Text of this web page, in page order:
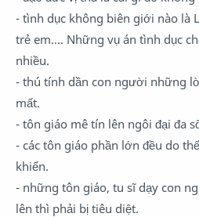
- tình dục không biên giới nào là
trẻ em.... Những vụ án tình dục
nhiều.
- thú tính dần con người những
mất.
- tôn giáo mê tín lên ngôi đại đa
- các tôn giáo phần lớn đều do
khiển.
- những tôn giáo, tu sĩ dạy con
lên thì phải bị tiêu diệt.